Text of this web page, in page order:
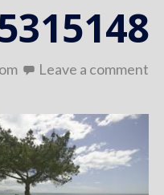
Leave a comment